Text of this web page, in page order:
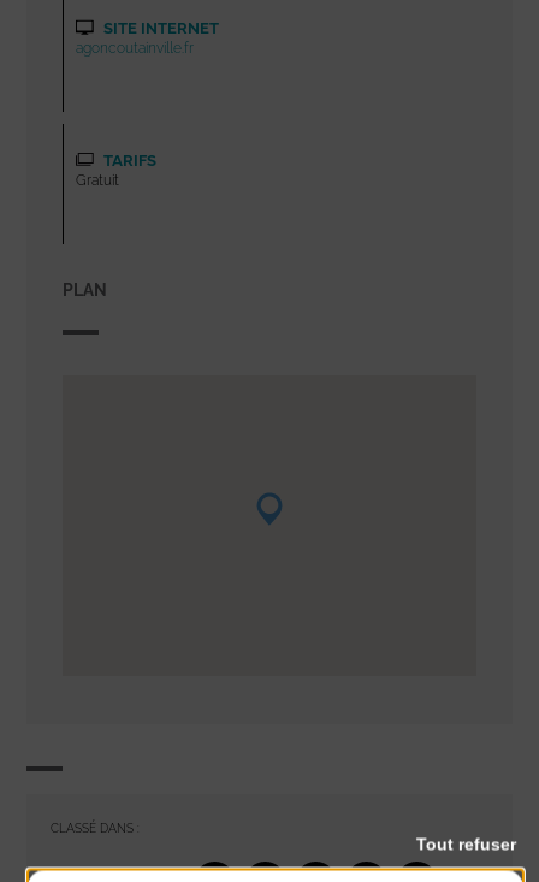
SITE INTERNET
agoncoutainville.fr
TARIFS
Gratuit
PLAN
CLASSÉ DANS :
Tout refuser